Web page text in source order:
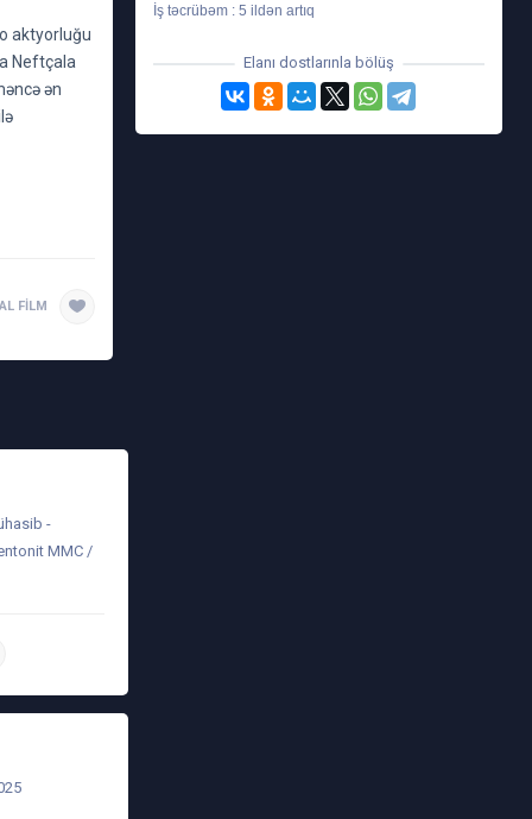
aktyorluğu
Neftçala
ən
FILM
İş təcrübəm : 5 ildən artıq
Elanı dostlarınla bölüş
-
MMC /